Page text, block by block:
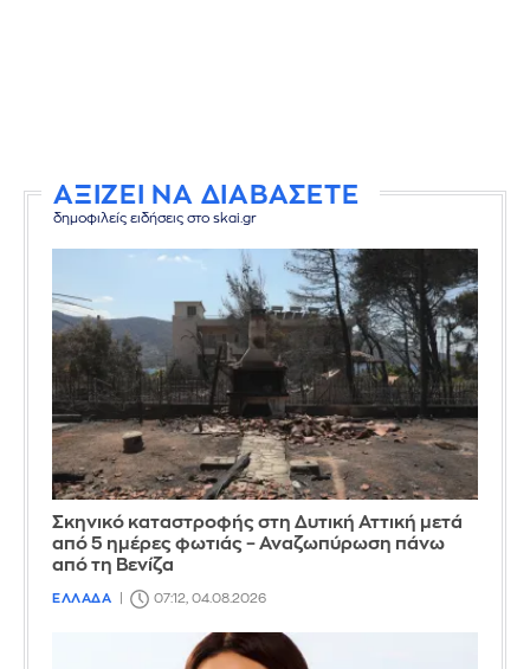
ΑΞΙΖΕΙ ΝΑ ΔΙΑΒΑΣΕΤΕ
δημοφιλείς ειδήσεις στο skai.gr
Σκηνικό καταστροφής στη Δυτική Αττική μετά
από 5 ημέρες φωτιάς – Αναζωπύρωση πάνω
από τη Βενίζα
ΕΛΛΑΔΑ 07:12, 04.08.2026